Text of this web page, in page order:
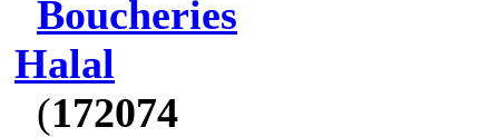
Boucheries
Halal
(172074